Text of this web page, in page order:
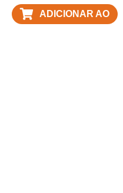
ADICIONAR AO